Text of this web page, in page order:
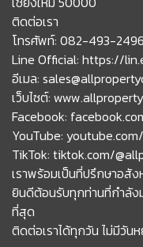
ติดต่อเรา
โทรศัพท์: 082-493-2496
Line Official: https://
อีเมล:
เว็บไซต์:
Facebook:
YouTube:
TikTok: tiktok.com/
เราพร้อมเป็นที่ปรึกษาอสั
ยินดีต้อนรับทุกท่านที่กำลัง
ที่สุด
ติดต่อเราได้ทุกวัน ไม่มีวัน